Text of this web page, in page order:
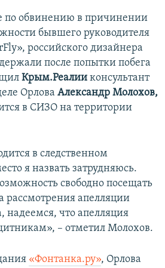
по обвинению в причинении
бывшего руководителя
российского дизайнера
после попытки побега
Крым.Реалии консультант
Орлова Александр Молохов,
в СИЗО на территории
в следственном
я назвать затрудняюсь.
свободно посещать
рассмотрения апелляции
надеемся, что апелляция
– отметил Молохов.
«Фонтанка.ру», Орлова